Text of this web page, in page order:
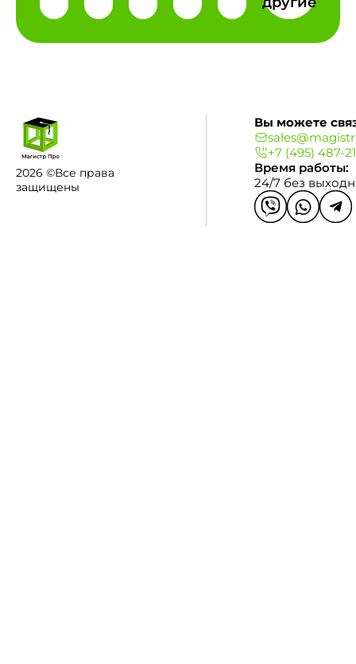
2026 ©Все права
защищены
Вы можете
+7 (495) 487-
Время работы:
24/7 без